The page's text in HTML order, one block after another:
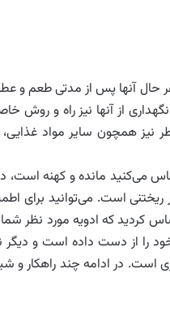
حال آنها پس از مدتی طعم و
از آنها نیز راه و روش
همچون سایر مواد غذایی،
مانده و کهنه است،
ریختنی است. می‌توانید برای
کردید که ادویه مورد نظر
خود را از دست داده است و
است. در ادامه چند راهکار